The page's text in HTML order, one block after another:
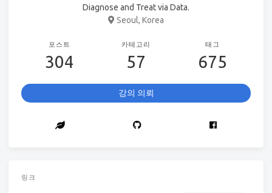
Diagnose and Treat via Data.
Seoul, Korea
포스트
304
카테고리
57
태그
675
강의 의뢰
링크